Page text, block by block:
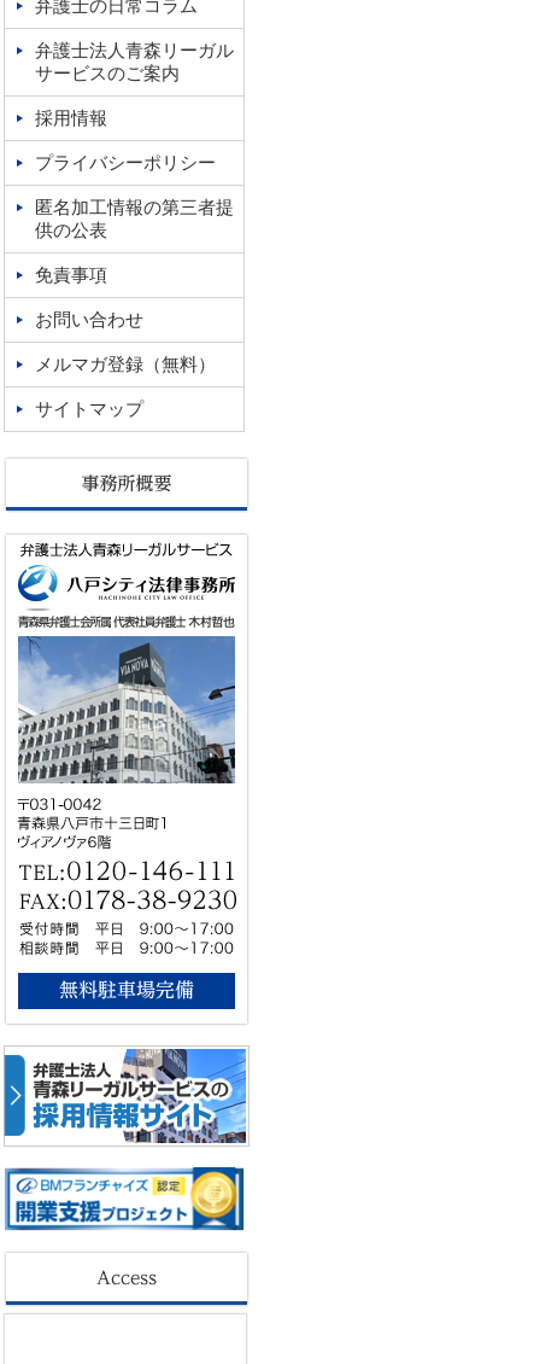
弁護士の日常コラム
弁護士法人青森リーガル
サービスのご案内
採用情報
プライバシーポリシー
匿名加工情報の第三者提
供の公表
免責事項
お問い合わせ
メルマガ登録（無料）
サイトマップ